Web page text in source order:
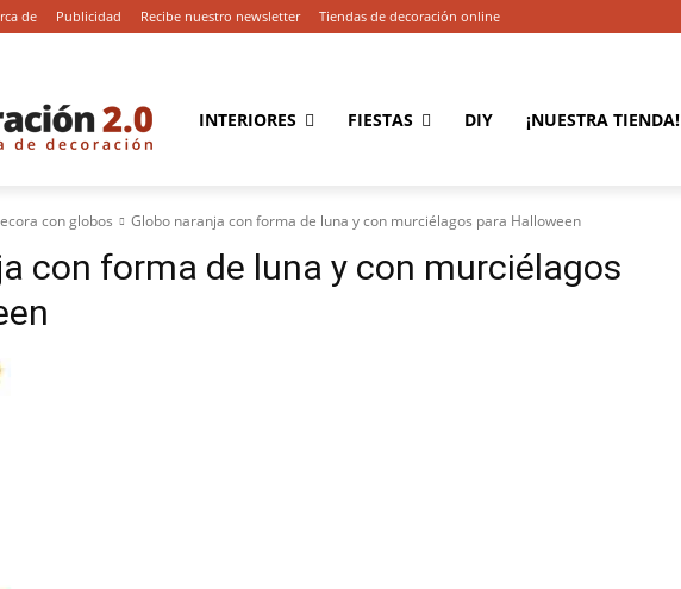
de Publicidad Recibe nuestro newsletter Tiendas de decoración online
INTERIORES FIESTAS DIY ¡NUESTRA TIENDA!
con globos Globo naranja con forma de luna y con murciélagos para Halloween
con forma de luna y con murciélagos